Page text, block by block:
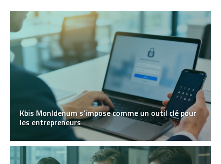
Kbis MonIdenum s’impose comme un outil clé pour
les entrepreneurs